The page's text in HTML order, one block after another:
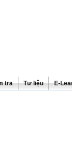
tra Tư liệu E-